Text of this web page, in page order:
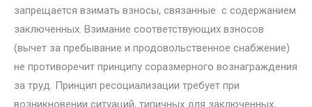
запрещается взимать взносы, связанные с содержанием
заключенных. Взимание соответствующих взносов
(вычет за пребывание и продовольственное снабжение)
не противоречит прин­ципу соразмерного вознаграждения
за труд. Принцип ресоциализации требует при
возникновении ситуаций, типичных для заключенных,